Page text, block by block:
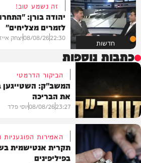
חדשות
זה נשמע טוב!
יהודה בורן:
לזמרים מצליחים"
22:30
08/08/26יצחק
כתבות נוספות
המשב"ק
הביקור הדרמטי
המשב"ק:
את הבריכה
23:27
08/08/26יוסי פלד
האמירות
תקרית אנטישמית
בפיליפינים